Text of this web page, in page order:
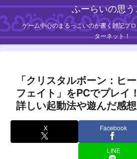
ふーらいの思
ゲーム中心のまるっこいのが書く雑記ブ
ターネット！
「クリスタルボーン：ヒ
フェイト」をPCでプレ
詳しい起動法や遊んだ感
X Facebook
LINE